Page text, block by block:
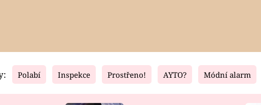
Fresh Living
Polabí Inspekce Prostřeno! AYTO? Módní alarm